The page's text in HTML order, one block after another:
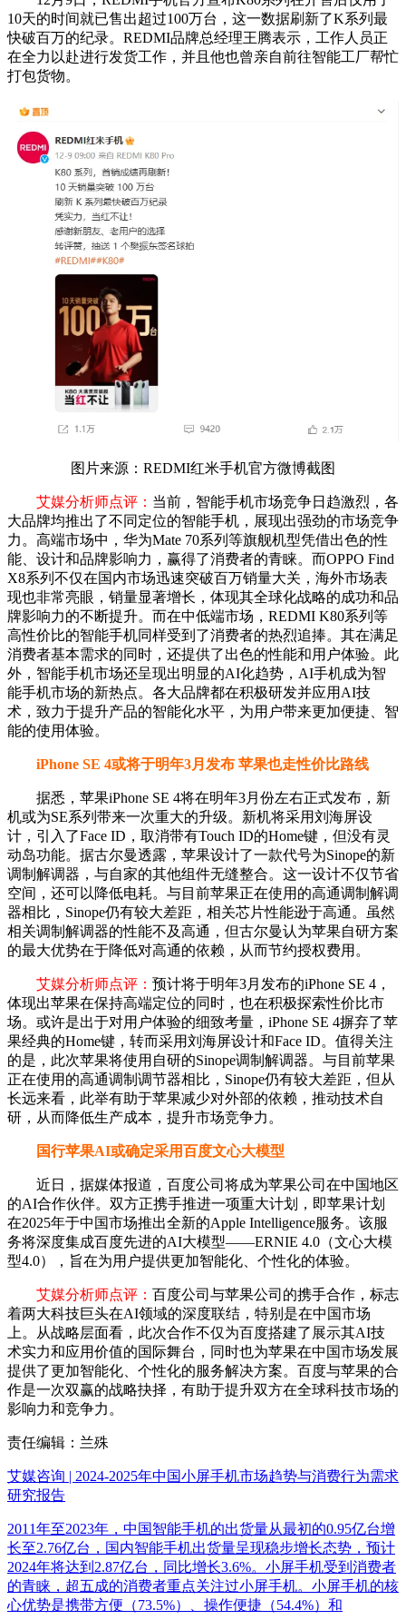
10天的时间就已售出超过100万台，这一数据刷新了K系列最
快破百万的纪录。REDMI品牌总经理王腾表示，工作人员正
在全力以赴进行发货工作，并且他也曾亲自前往智能工厂帮忙
打包货物。
图片来源：REDMI红米手机官方微博截图
艾媒分析师点评： 当前，智能手机市场竞争日趋激烈，各
大品牌均推出了不同定位的智能手机，展现出强劲的市场竞争
力。高端市场中，华为Mate 70系列等旗舰机型凭借出色的性
能、设计和品牌影响力，赢得了消费者的青睐。而OPPO Find
X8系列不仅在国内市场迅速突破百万销量大关，海外市场表
现也非常亮眼，销量显著增长，体现其全球化战略的成功和品
牌影响力的不断提升。而在中低端市场，REDMI K80系列等
高性价比的智能手机同样受到了消费者的热烈追捧。其在满足
消费者基本需求的同时，还提供了出色的性能和用户体验。此
外，智能手机市场还呈现出明显的AI化趋势，AI手机成为智
能手机市场的新热点。各大品牌都在积极研发并应用AI技
术，致力于提升产品的智能化水平，为用户带来更加便捷、智
能的使用体验。
iPhone SE 4或将于明年3月发布 苹果也走性价比路线
据悉，苹果iPhone SE 4将在明年3月份左右正式发布，新
机或为SE系列带来一次重大的升级。新机将采用刘海屏设
计，引入了Face ID，取消带有Touch ID的Home键，但没有灵
动岛功能。据古尔曼透露，苹果设计了一款代号为Sinope的新
调制解调器，与自家的其他组件无缝整合。这一设计不仅节省
空间，还可以降低电耗。与目前苹果正在使用的高通调制解调
器相比，Sinope仍有较大差距，相关芯片性能逊于高通。虽然
相关调制解调器的性能不及高通，但古尔曼认为苹果自研方案
的最大优势在于降低对高通的依赖，从而节约授权费用。
艾媒分析师点评： 预计将于明年3月发布的iPhone SE 4，
体现出苹果在保持高端定位的同时，也在积极探索性价比市
场。或许是出于对用户体验的细致考量，iPhone SE 4摒弃了苹
果经典的Home键，转而采用刘海屏设计和Face ID。值得关注
的是，此次苹果将使用自研的Sinope调制解调器。与目前苹果
正在使用的高通调制调节器相比，Sinope仍有较大差距，但从
长远来看，此举有助于苹果减少对外部的依赖，推动技术自
研，从而降低生产成本，提升市场竞争力。
国行苹果AI或确定采用百度文心大模型
近日，据媒体报道，百度公司将成为苹果公司在中国地区
的AI合作伙伴。双方正携手推进一项重大计划，即苹果计划
在2025年于中国市场推出全新的Apple Intelligence服务。该服
务将深度集成百度先进的AI大模型——ERNIE 4.0（文心大模
型4.0），旨在为用户提供更加智能化、个性化的体验。
艾媒分析师点评： 百度公司与苹果公司的携手合作，标志
着两大科技巨头在AI领域的深度联结，特别是在中国市场
上。从战略层面看，此次合作不仅为百度搭建了展示其AI技
术实力和应用价值的国际舞台，同时也为苹果在中国市场发展
提供了更加智能化、个性化的服务解决方案。百度与苹果的合
作是一次双赢的战略抉择，有助于提升双方在全球科技市场的
影响力和竞争力。
责任编辑：兰殊
艾媒咨询 | 2024-2025年中国小屏手机市场趋势与消费行为需求
研究报告
2011年至2023年，中国智能手机的出货量从最初的0.95亿台增
长至2.76亿台，国内智能手机出货量呈现稳步增长态势，预计
2024年将达到2.87亿台，同比增长3.6%。小屏手机受到消费者
的青睐，超五成的消费者重点关注过小屏手机。小屏手机的核
心优势是携带方便（73.5%）、操作便捷（54.4%）和